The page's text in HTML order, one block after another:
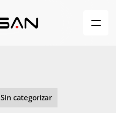
Sin categorizar